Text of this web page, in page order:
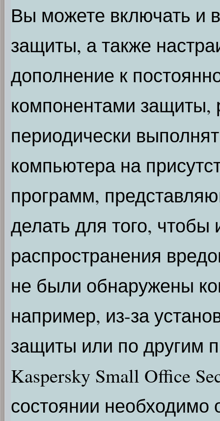
Вы можете включать и
защиты, а также
дополнение к
компонентами защиты,
периодически
компьютера на
программ,
делать для того,
распространения
не были обнаружены
например, из-за
защиты или по другим
Kaspersky Small Office
состоянии необходимо